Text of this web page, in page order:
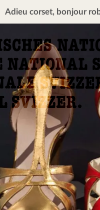
Adieu corset, bonjour